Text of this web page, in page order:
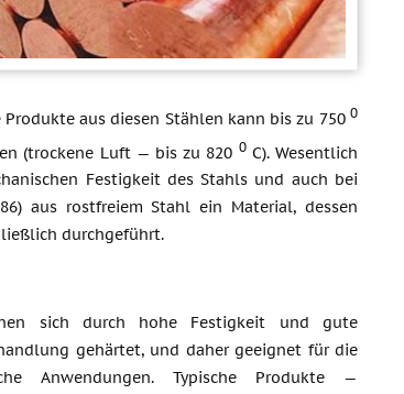
aus diesen Stählen kann bis zu 750 0
(trockene Luft — bis zu 820 0C). Wesentlich
Festigkeit des Stahls und auch bei
aus rostfreiem Stahl ein Material, dessen
durchgeführt.
sich durch hohe Festigkeit und gute
gehärtet, und daher geeignet für die
Anwendungen. Typische Produkte —